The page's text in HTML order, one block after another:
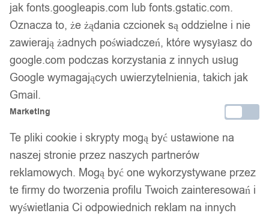
jak fonts.googleapis.com lub fonts.gstatic.com.
Oznacza to, że żądania czcionek są oddzielne i nie
zawierają żadnych poświadczeń, które wysyłasz do
google.com podczas korzystania z innych usług
Google wymagających uwierzytelnienia, takich jak
Gmail.
Marketing
Te pliki cookie i skrypty mogą być ustawione na
naszej stronie przez naszych partnerów
reklamowych. Mogą być one wykorzystywane przez
te firmy do tworzenia profilu Twoich zainteresowań i
wyświetlania Ci odpowiednich reklam na innych